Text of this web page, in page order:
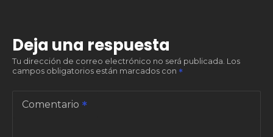
g
a
c
Deja una respuesta
Tu dirección de correo electrónico no será publicada. Los
campos obligatorios están marcados con
Comentario